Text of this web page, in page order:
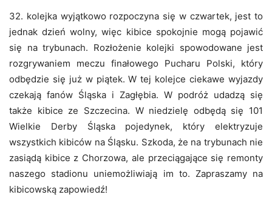
32. kolejka wyjątkowo rozpoczyna się w czwartek, jest to
jednak dzień wolny, więc kibice spokojnie mogą pojawić
się na trybunach. Rozłożenie kolejki spowodowane jest
rozgrywaniem meczu finałowego Pucharu Polski, który
odbędzie się już w piątek. W tej kolejce ciekawe wyjazdy
czekają fanów Śląska i Zagłębia. W podróż udadzą się
także kibice ze Szczecina. W niedzielę odbędą się 101
Wielkie Derby Śląska pojedynek, który elektryzuje
wszystkich kibiców na Śląsku. Szkoda, że na trybunach nie
zasiądą kibice z Chorzowa, ale przeciągające się remonty
naszego stadionu uniemożliwiają im to. Zapraszamy na
kibicowską zapowiedź!